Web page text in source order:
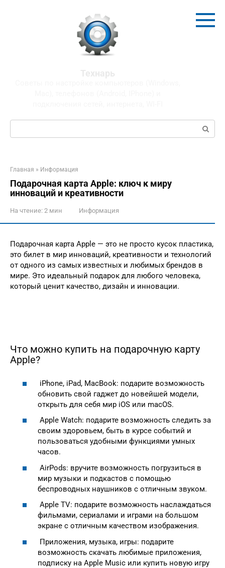
Поиск:
Главная » Информация
Подарочная карта Apple: ключ к миру
инноваций и креативности
На чтение: 2 мин Информация
Подарочная карта Apple — это не просто кусок пластика,
это билет в мир инноваций, креативности и технологий
от одного из самых известных и любимых брендов в
мире. Это идеальный подарок для любого человека,
который ценит качество, дизайн и инновации.
Что можно купить на подарочную карту
Apple?
iPhone, iPad, MacBook: подарите возможность
обновить свой гаджет до новейшей модели,
открыть для себя мир iOS или macOS.
Apple Watch: подарите возможность следить за
своим здоровьем, быть в курсе событий и
пользоваться удобными функциями умных
часов.
AirPods: вручите возможность погрузиться в
мир музыки и подкастов с помощью
беспроводных наушников с отличным звуком.
Apple TV: подарите возможность наслаждаться
фильмами, сериалами и играми на большом
экране с отличным качеством изображения.
Приложения, музыка, игры: подарите
возможность скачать любимые приложения,
подписку на Apple Music или купить новую игру